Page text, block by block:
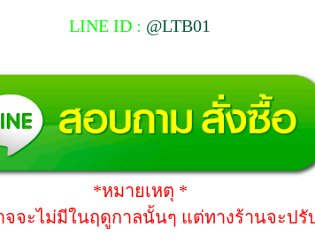
LINE ID : @LTB01
*หมายเหตุ *
ะไม่มีในฤดูกาลนั้นๆ แต่ทางร้านจะปรั